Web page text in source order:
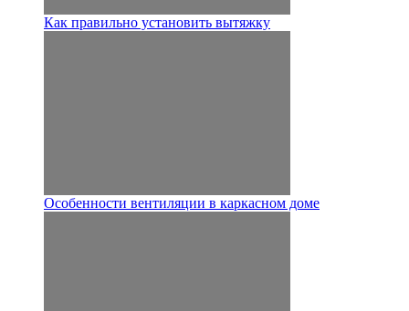
Как правильно установить вытяжку
Особенности вентиляции в каркасном доме